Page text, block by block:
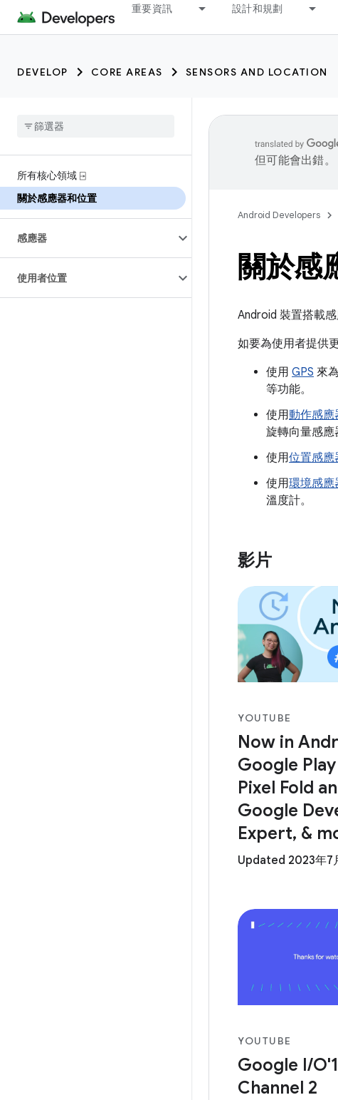
重要資訊 設計和規劃
DEVELOP CORE AREAS SENSORS AND LOCATION
所有核心領域 ⍈
關於感應器和位置
感應器
使用者位置
但可能會出錯。
Android Developers
關於感
Android 裝置搭載
如要為使用者提供
使用 GPS 來
等功能。
使用動作感應
旋轉向量感應
使用位置感應
使用環境感應
溫度計。
影片
YOUTUBE
Now in
Google
Pixel Fold
Google
Expert, &
Updated 2023年7
YOUTUBE
Google I/
Channel 2